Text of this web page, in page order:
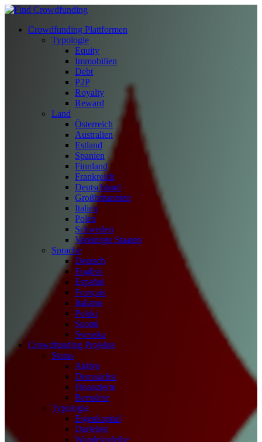
Crowdfunding Plattformen
Typologie
Equity
Immobilien
Debt
P2P
Royalty
Reward
Land
Österreich
Australien
Estland
Spanien
Finnland
Frankreich
Deutschland
Großbritannien
Italien
Polen
Schweden
Vereinigte Staaten
Sprache
Deutsch
English
Español
Français
Italiano
Polski
Suomi
Svenska
Crowdfunding Projekte
Status
Aktive
Demnächst
Finanzierte
Beendete
Typologie
Eigenkapital
Darlehen
Wandelanleihe